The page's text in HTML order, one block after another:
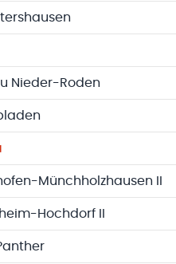
Nieder-Roden
Münchholzhausen II
Hochdorf II